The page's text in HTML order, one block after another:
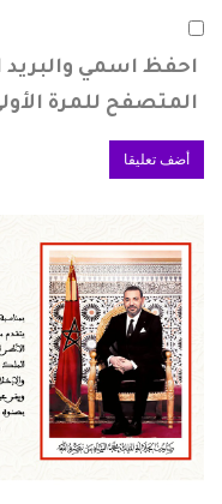
احفظ اسمي والبريد
المتصفح للمرة